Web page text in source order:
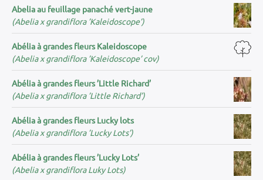
Abelia au feuillage panaché vert-jaune
(Abelia x grandiflora ’Kaleidoscope’)
Abélia à grandes fleurs Kaleidoscope
(Abelia x grandiflora ’Kaleidoscope’ cov)
Abélia à grandes fleurs ’Little Richard’
(Abelia x grandiflora ’Little Richard’)
Abélia à grandes fleurs Lucky lots
(Abelia x grandiflora ’Lucky Lots’)
Abélia à grandes fleurs ’Lucky Lots’
(Abelia x grandiflora Luky Lots)